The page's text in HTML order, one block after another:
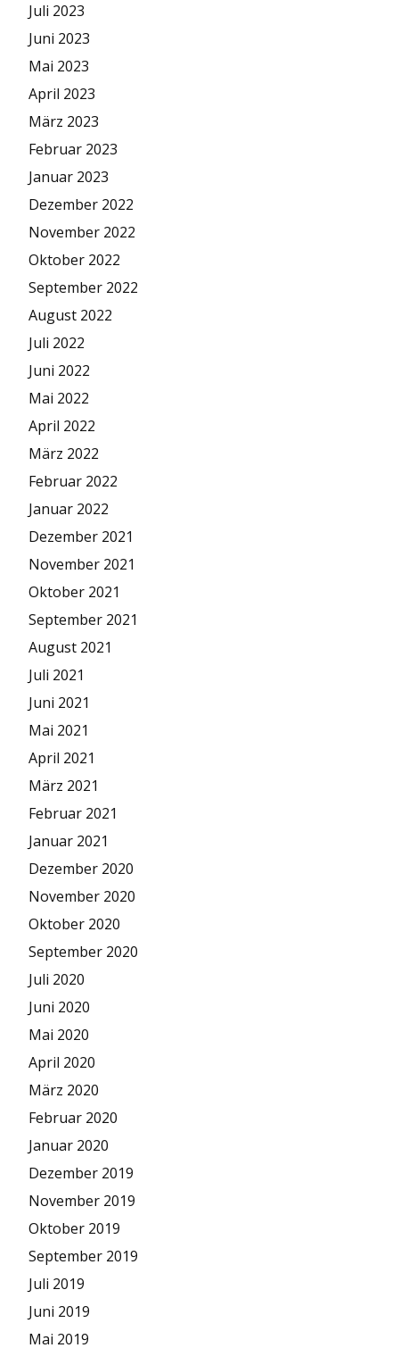
Juli 2023
Juni 2023
Mai 2023
April 2023
März 2023
Februar 2023
Januar 2023
Dezember 2022
November 2022
Oktober 2022
September 2022
August 2022
Juli 2022
Juni 2022
Mai 2022
April 2022
März 2022
Februar 2022
Januar 2022
Dezember 2021
November 2021
Oktober 2021
September 2021
August 2021
Juli 2021
Juni 2021
Mai 2021
April 2021
März 2021
Februar 2021
Januar 2021
Dezember 2020
November 2020
Oktober 2020
September 2020
Juli 2020
Juni 2020
Mai 2020
April 2020
März 2020
Februar 2020
Januar 2020
Dezember 2019
November 2019
Oktober 2019
September 2019
Juli 2019
Juni 2019
Mai 2019